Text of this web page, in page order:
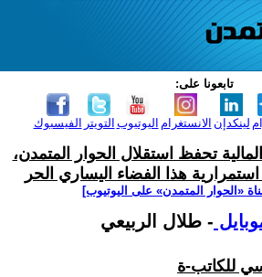
تابعونا على:
الفيسبوك التويتر اليوتيوب الانستغرام لينكدإن
تحفظ استقلال الحوار المتمدن،
هذا الفضاء اليساري الحر
‫«الحوار المتمدن» على اليوتيوب]
- طلال الربيعي
للكاتب-ة